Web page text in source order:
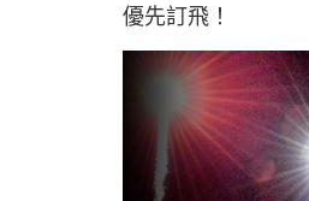
優先訂飛！